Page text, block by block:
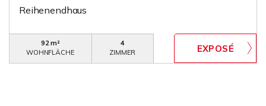
Reihenendhaus
92 m²
WOHNFLÄCHE
4
ZIMMER